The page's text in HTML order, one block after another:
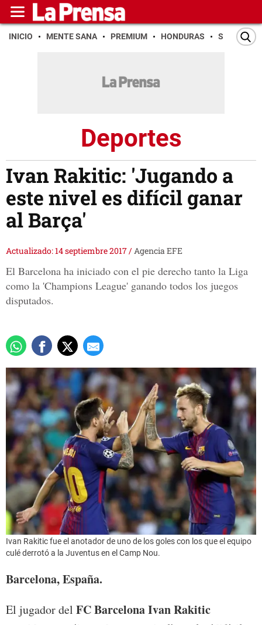
INICIO MENTE SANA PREMIUM HONDURAS SAN PEDRO
Deportes
Ivan Rakitic: 'Jugando a
este nivel es difícil ganar
al Barça'
Actualizado: 14 septiembre 2017/Agencia EFE
El Barcelona ha iniciado con el pie derecho tanto la Liga
como la 'Champions League' ganando todos los juegos
disputados.
Ivan Rakitic fue el anotador de uno de los goles con los que el equipo
culé derrotó a la Juventus en el Camp Nou.
Barcelona, España.
El jugador del FC Barcelona Ivan Rakitic